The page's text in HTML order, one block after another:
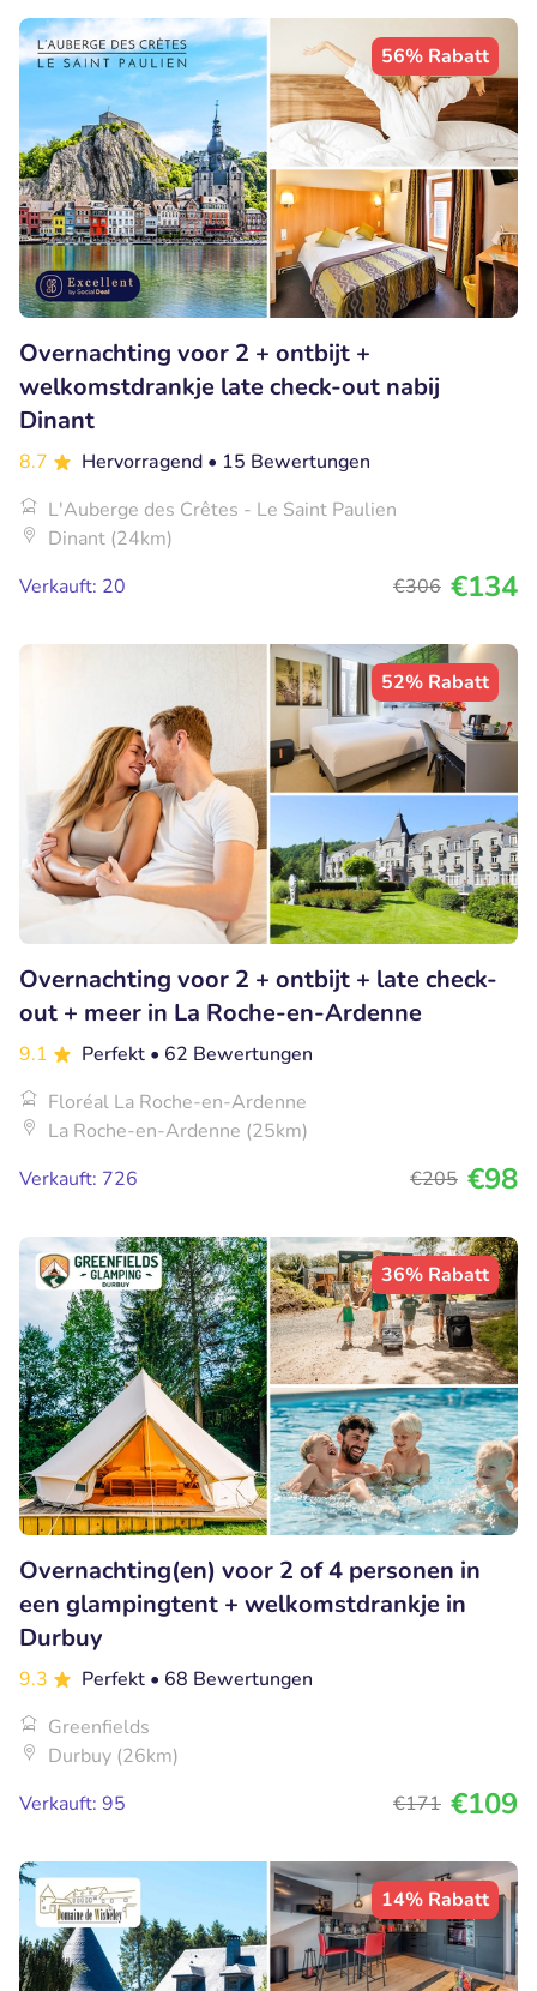
56% Rabatt
Overnachting voor 2 + ontbijt +
welkomstdrankje late check-out nabij
Dinant
8.7 Hervorragend • 15 Bewertungen
L'Auberge des Crêtes - Le Saint Paulien
Dinant (24km)
Verkauft: 20
€306 €134
52% Rabatt
Overnachting voor 2 + ontbijt + late check-
out + meer in La Roche-en-Ardenne
9.1 Perfekt • 62 Bewertungen
Floréal La Roche-en-Ardenne
La Roche-en-Ardenne (25km)
Verkauft: 726
€205 €98
36% Rabatt
Overnachting(en) voor 2 of 4 personen in
een glampingtent + welkomstdrankje in
Durbuy
9.3 Perfekt • 68 Bewertungen
Greenfields
Durbuy (26km)
Verkauft: 95
€171 €109
14% Rabatt